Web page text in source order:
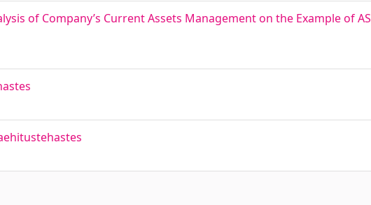
of Company’s Current Assets Management on the Example of AS